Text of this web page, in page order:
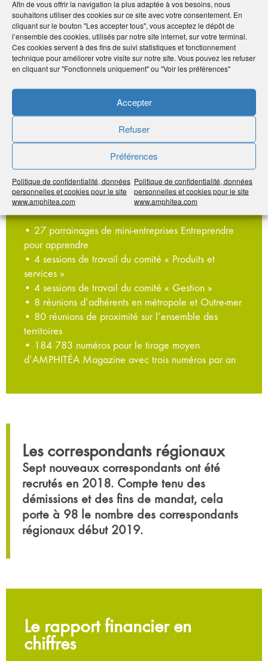
Afin de vous offrir la navigation la plus adaptée à vos besoins, nous
souhaitons utiliser des cookies sur ce site avec votre consentement. En
cliquant sur le bouton "Les accepter tous", vous acceptez le dépôt de
l’ensemble des cookies, utilisés par notre site internet, sur votre terminal.
Ces cookies servent à des fins de suivi statistiques et fonctionnement
technique pour améliorer votre visite sur notre site. Vous pouvez les refuser
en cliquant sur "Fonctionnels uniquement" ou "Voir les préférences"
Accepter
Refuser
Préférences
Politique de confidentialité, données
personnelles et cookies pour le site
www.amphitea.com
Politique de confidentialité, données
personnelles et cookies pour le site
www.amphitea.com
dépassée pour la première fois à
l’occasion de cette assemblée générale.
Que ce soit par Internet, par un pouvoir ou
par une présence physique, les adhérents
d’AMPHITÉA ont ainsi témoigné de l’intérêt
croissant qu’ils portent à la vie de leur
L’année 2018 en chiffres
• 27 parrainages de mini-entreprises Entreprendre
pour apprendre
• 4 sessions de travail du comité « Produits et
services »
• 4 sessions de travail du comité « Gestion »
• 8 réunions d’adhérents en métropole et Outre-mer
• 80 réunions de proximité sur l’ensemble des
territoires
• 184 783 numéros pour le tirage moyen
d’AMPHITÉA Magazine avec trois numéros par an
Les correspondants régionaux
Sept nouveaux correspondants ont été
recrutés en 2018. Compte tenu des
démissions et des fins de mandat, cela
porte à 98 le nombre des correspondants
régionaux début 2019.
Le rapport financier en
chiffres